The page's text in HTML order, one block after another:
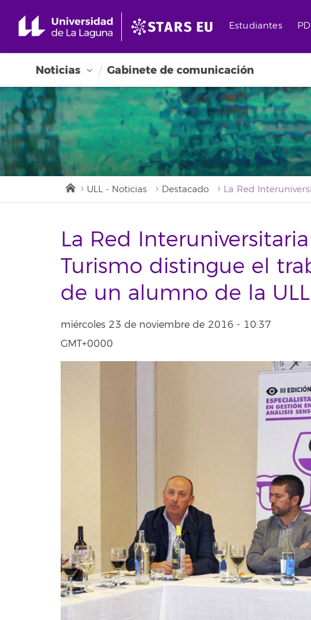
Estudiantes
Noticias Gabinete de comunicación
ULL - Noticias Destacado
La Red
Turismo distingue el
de un alumno de la ULL
miércoles 23 de noviembre de 2016 - 10:37
GMT+0000